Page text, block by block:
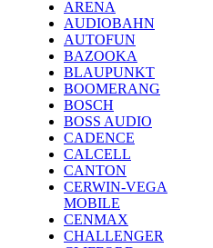
ARENA
AUDIOBAHN
AUTOFUN
BAZOOKA
BLAUPUNKT
BOOMERANG
BOSCH
BOSS AUDIO
CADENCE
CALCELL
CANTON
CERWIN-VEGA
MOBILE
CENMAX
CHALLENGER